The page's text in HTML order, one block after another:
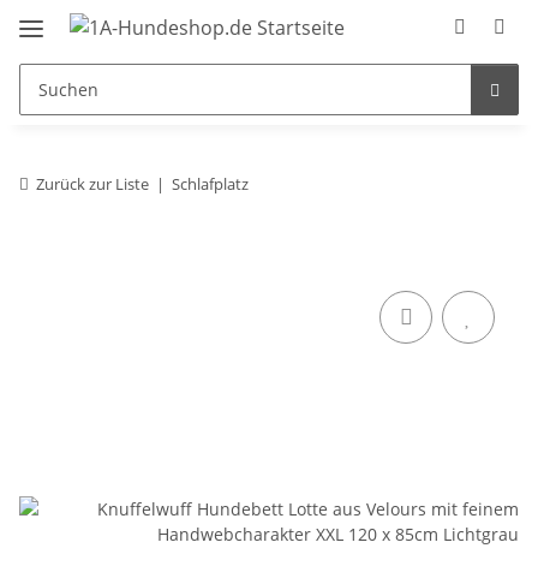
Zurück zur Liste Schlafplatz